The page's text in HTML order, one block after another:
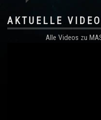
AKTUELLE
Alle Videos zu